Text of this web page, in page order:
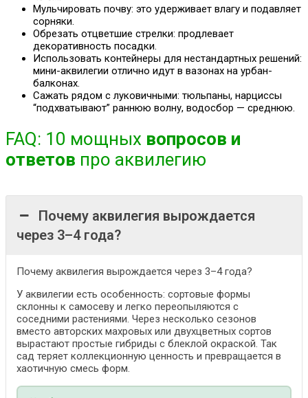
Мульчировать почву: это удерживает влагу и подавляет
сорняки.
Обрезать отцветшие стрелки: продлевает
декоративность посадки.
Использовать контейнеры для нестандартных решений:
мини-аквилегии отлично идут в вазонах на урбан-
балконах.
Сажать рядом с луковичными: тюльпаны, нарциссы
“подхватывают” раннюю волну, водосбор — среднюю.
FAQ: 10 мощных вопросов и
ответов про аквилегию
Почему аквилегия вырождается
через 3–4 года?
Почему аквилегия вырождается через 3–4 года?
У аквилегии есть особенность: сортовые формы
склонны к самосеву и легко переопыляются с
соседними растениями. Через несколько сезонов
вместо авторских махровых или двухцветных сортов
вырастают простые гибриды с блеклой окраской. Так
сад теряет коллекционную ценность и превращается в
хаотичную смесь форм.